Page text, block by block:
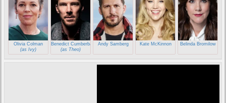
Olivia Colman
(as Ivy)
Benedict Cumberbatch
(as Theo)
Andy Samberg Kate McKinnon Belinda Bromilow